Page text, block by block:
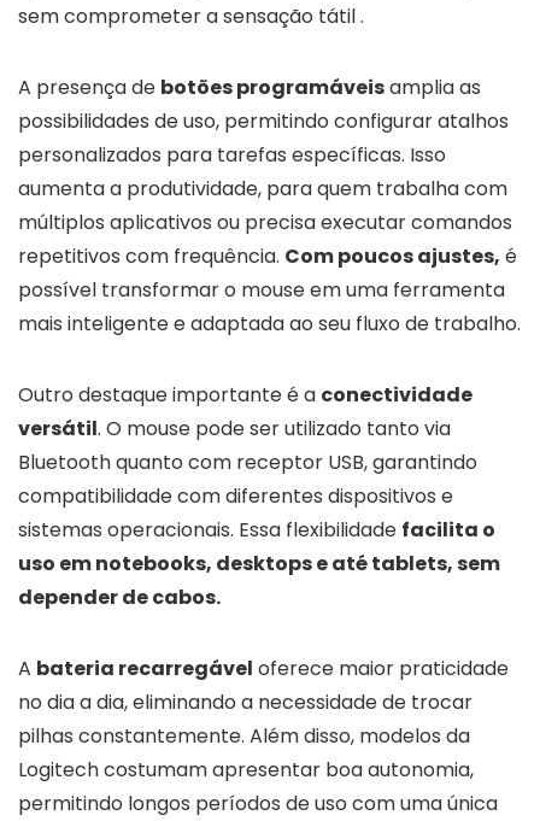
sem comprometer a sensação tátil .
A presença de botões programáveisamplia as
possibilidades de uso, permitindo configurar atalhos
personalizados para tarefas específicas. Isso
aumenta a produtividade, para quem trabalha com
múltiplos aplicativos ou precisa executar comandos
repetitivos com frequência. Com poucos ajustes, é
possível transformar o mouse em uma ferramenta
mais inteligente e adaptada ao seu fluxo de trabalho.
Outro destaque importante é a conectividade
versátil. O mouse pode ser utilizado tanto via
Bluetooth quanto com receptor USB, garantindo
compatibilidade com diferentes dispositivos e
sistemas operacionais. Essa flexibilidade facilita o
uso em notebooks, desktops e até tablets, sem
depender de cabos.
A bateria recarregável oferece maior praticidade
no dia a dia, eliminando a necessidade de trocar
pilhas constantemente. Além disso, modelos da
Logitech costumam apresentar boa autonomia,
permitindo longos períodos de uso com uma única